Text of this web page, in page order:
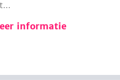
informatie